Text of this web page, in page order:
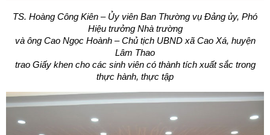
TS. Hoàng Công Kiên – Ủy viên Ban Thường vụ Đảng ủy, Phó
Hiệu trưởng Nhà trường
và ông Cao Ngọc Hoành – Chủ tịch UBND xã Cao Xá, huyện
Lâm Thao
trao Giấy khen cho các sinh viên có thành tích xuất sắc trong
thực hành, thực tập